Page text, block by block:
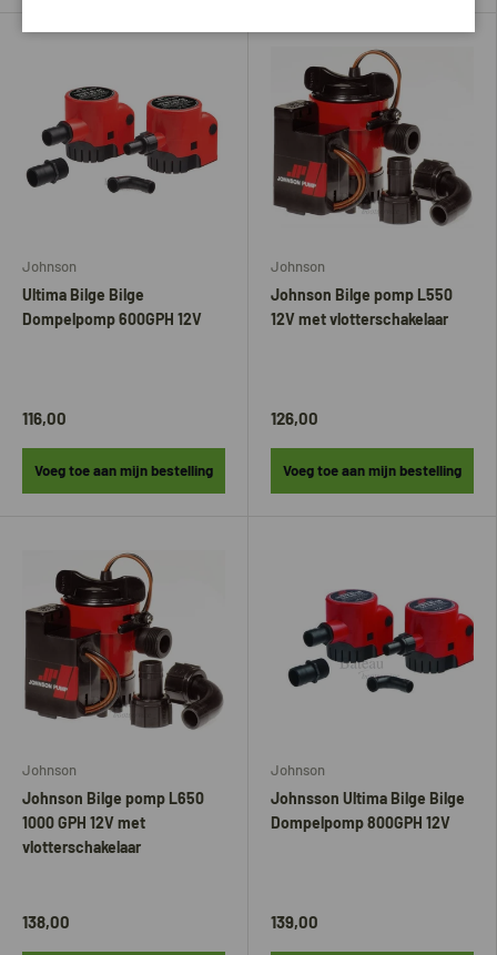
Johnson
Ultima Bilge Bilge
Dompelpomp 600GPH 12V
116,00
Voeg toe aan mijn bestelling
Johnson
Johnson Bilge pomp L550
12V met vlotterschakelaar
126,00
Voeg toe aan mijn bestelling
Johnson
Johnson Bilge pomp L650
1000 GPH 12V met
vlotterschakelaar
138,00
Johnson
Johnsson Ultima Bilge Bilge
Dompelpomp 800GPH 12V
139,00